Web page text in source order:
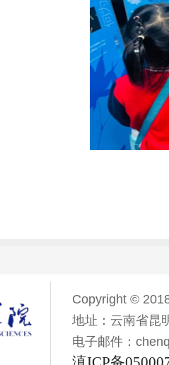
Copyright ©
地址：云南省昆
电子邮件：